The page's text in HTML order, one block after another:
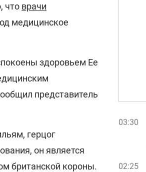
что врачи
медицинское
здоровьем Ее
представитель
герцог
он является
британской короны.
03:30
02:25